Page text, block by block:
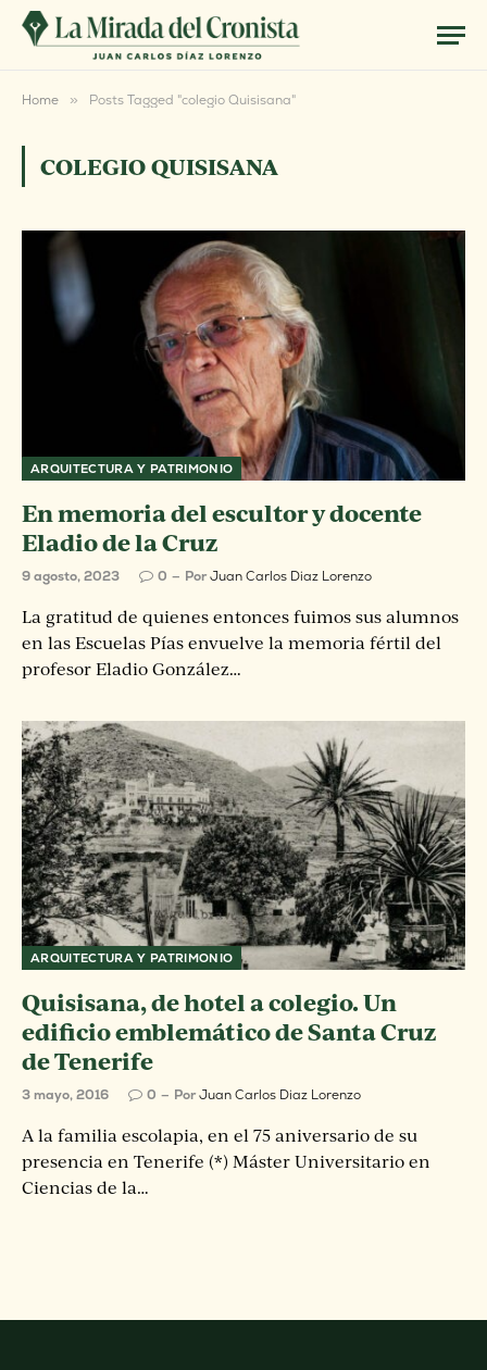
Home » Posts Tagged "colegio Quisisana"
COLEGIO QUISISANA
ARQUITECTURA Y PATRIMONIO
En memoria del escultor y docente
Eladio de la Cruz
9 agosto, 2023 0 PorJuan Carlos Diaz Lorenzo
La gratitud de quienes entonces fuimos sus alumnos
en las Escuelas Pías envuelve la memoria fértil del
profesor Eladio González…
ARQUITECTURA Y PATRIMONIO
Quisisana, de hotel a colegio. Un
edificio emblemático de Santa Cruz
de Tenerife
3 mayo, 2016 0 PorJuan Carlos Diaz Lorenzo
A la familia escolapia, en el 75 aniversario de su
presencia en Tenerife (*) Máster Universitario en
Ciencias de la…